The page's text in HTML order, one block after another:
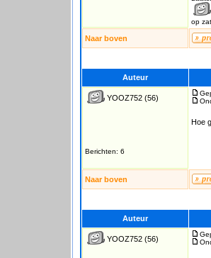
op
Naar boven
Auteur
YOOZ752 (56)
Berichten: 6
Hoe
Naar boven
Auteur
YOOZ752 (56)